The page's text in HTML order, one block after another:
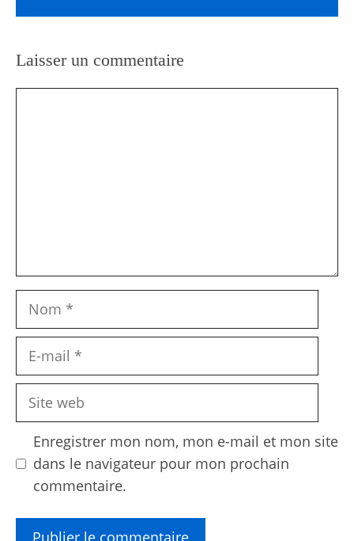
Laisser un commentaire
Nom
Site
Enregistrer mon nom, mon e-mail et mon site
dans le navigateur pour mon prochain
commentaire.